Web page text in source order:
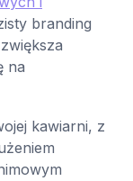
branding
na
kawiarni, z